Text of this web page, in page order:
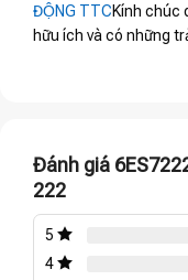
ĐỘNG TTCKính chúc
hữu ích và có những
Đánh giá
222
5
4